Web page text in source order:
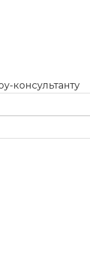
консультанту